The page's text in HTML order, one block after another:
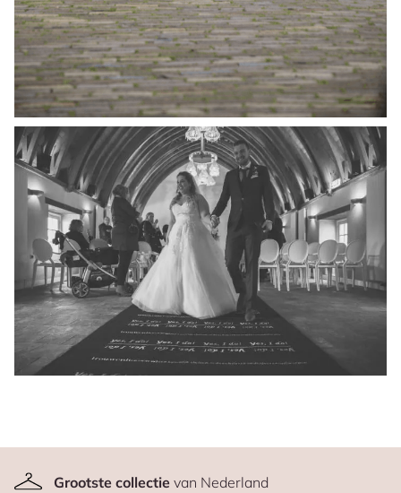
Grootste collectievan Nederland